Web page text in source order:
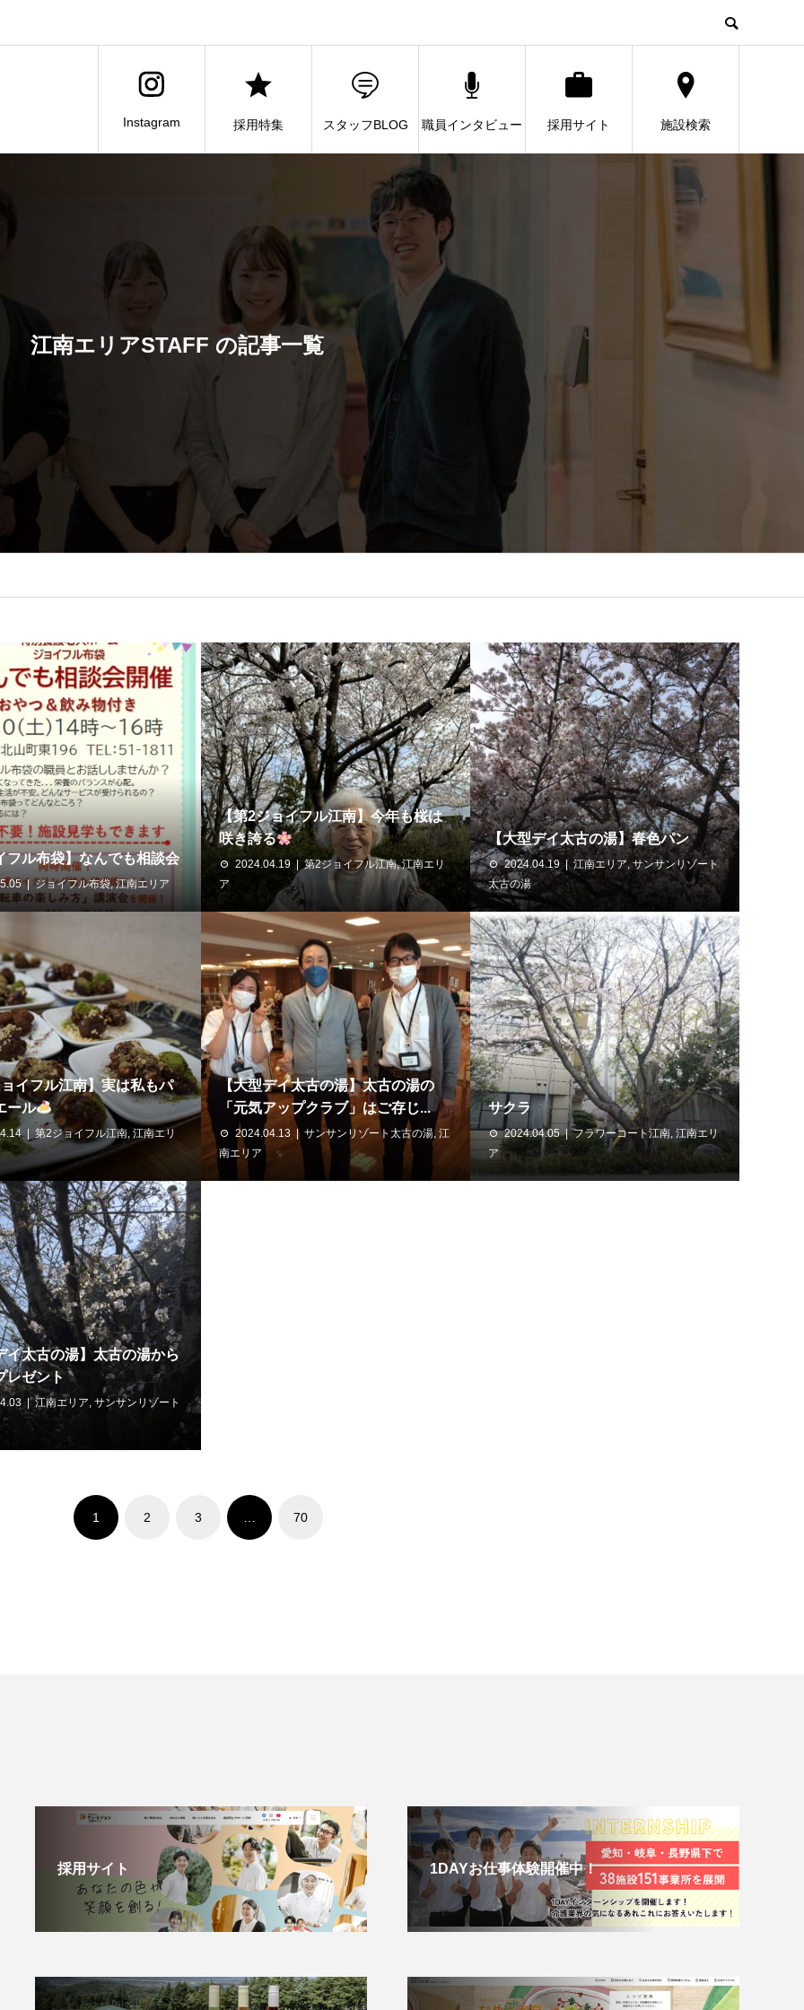
Instagram 採用特集 スタッフBLOG 職員インタビュー 採用サイト 施設検索
江南エリアSTAFF の記事一覧
フル布袋】なんでも相談会
ジョイフル布袋,江南エリア
【第2ジョイフル江南】今年も桜は
咲き誇る
2024.04.19 第2ジョイフル江南,江南エリ
ア
【大型デイ太古の湯】春色パン
2024.04.19 江南エリア,サンサンリゾート
太古の湯
イフル江南】実は私もパ
ール
第2ジョイフル江南, 江南エリ
【大型デイ太古の湯】太古の湯の
「元気アップクラブ」はご存じ...
2024.04.13 サンサンリゾート太古の湯, 江
南エリア
サクラ
2024.04.05 フラワーコート江南, 江南エリ
ア
イ太古の湯】太古の湯から
レゼント
江南エリア, サンサンリゾート
1 2 3 70
採用サイト 1DAYお仕事体験開催中！